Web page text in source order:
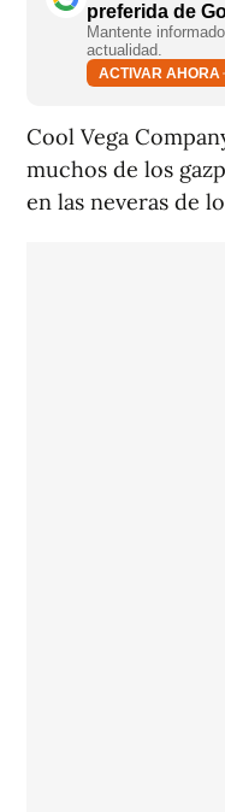
preferida de
Mantente
actualidad.
ACTIVAR AHORA
Cool Vega
muchos de los
en las neveras de